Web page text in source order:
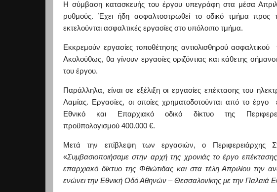
Η σύμβαση κατασκευής του έργου υπεγράφη στα μέσα
ρυθμούς. Έχει ήδη ασφαλτοστρωθεί το οδικό τμήμα προς
εκτελούνται ασφαλτικές εργασίες στο υπόλοιπο τμήμα.
Εκκρεμούν εργασίες τοποθέτησης αντιολισθηρού
Ακολούθως, θα γίνουν εργασίες οριζόντιας και κάθετης
του έργου.
Παράλληλα, είναι σε εξέλιξη οι εργασίες επέκτασης του
Λαμίας. Εργασίες, οι οποίες χρηματοδοτούνται από το έργο
Εθνικό και Επαρχιακό οδικό δίκτυο της Περ
προϋπολογισμού 400.000 €.
Μετά την επίβλεψη των εργασιών, ο Περιφερειάρχης
«Συμβασιοποιήσαμε στην αρχή της χρονιάς το έργο
επαρχιακό δίκτυο της Φθιώτιδας και στα τέλη Απριλίου την
ενώνει την Εθνική Οδό Αθηνών – Θεσσαλονίκης με την Παλαιά